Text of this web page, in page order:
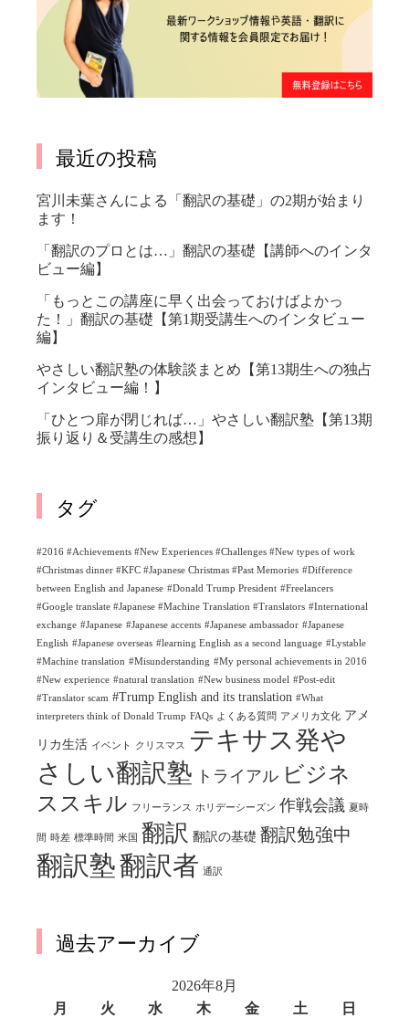
最近の投稿
宮川未葉さんによる「翻訳の基礎」の2期が始まり
ます！
「翻訳のプロとは…」翻訳の基礎【講師へのインタ
ビュー編】
「もっとこの講座に早く出会っておけばよかっ
た！」翻訳の基礎【第1期受講生へのインタビュー
編】
やさしい翻訳塾の体験談まとめ【第13期生への独占
インタビュー編！】
「ひとつ扉が閉じれば…」やさしい翻訳塾【第13期
振り返り＆受講生の感想】
タグ
#2016 #Achievements #New Experiences #Challenges #New types of work
#Christmas dinner #KFC #Japanese Christmas #Past Memories #Difference
between English and Japanese #Donald Trump President #Freelancers
#Google translate #Japanese #Machine Translation #Translators #International
exchange #Japanese #Japanese accents #Japanese ambassador #Japanese
English #Japanese overseas #learning English as a second language #Lystable
#Machine translation #Misunderstanding #My personal achievements in 2016
#New experience #natural translation #New business model #Post-edit
#Translator scam #Trump English and its translation #What
interpreters think of Donald Trump FAQs よくある質問 アメリカ文化 アメ
リカ生活 イベント クリスマス
テキサス発や
さしい翻訳塾 トライアル ビジネ
ススキル フリーランス ホリデーシーズン 作戦会議 夏時
間 時差 標準時間 米国 翻訳 翻訳の基礎 翻訳勉強中
翻訳塾翻訳者 通訳
過去アーカイブ
2026年8月
月
火 水 木 金 土
日